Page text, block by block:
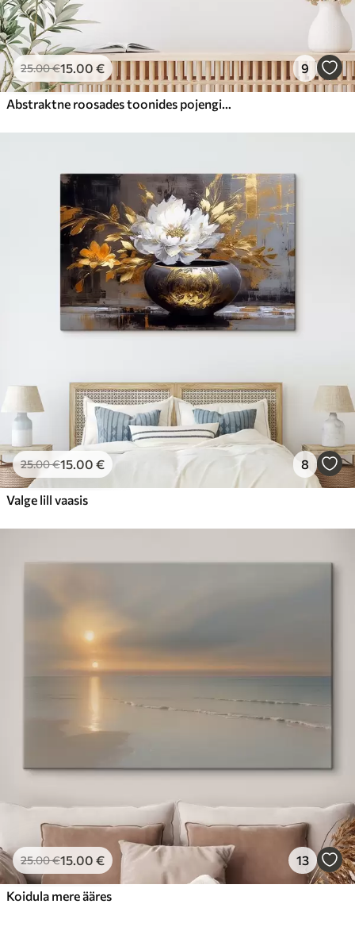
25.00€15.00 € 9
Abstraktne roosades toonides pojengide kimp
25.00€15.00 € 8
Valge lill vaasis
25.00€15.00 € 13
Koidula mere ääres